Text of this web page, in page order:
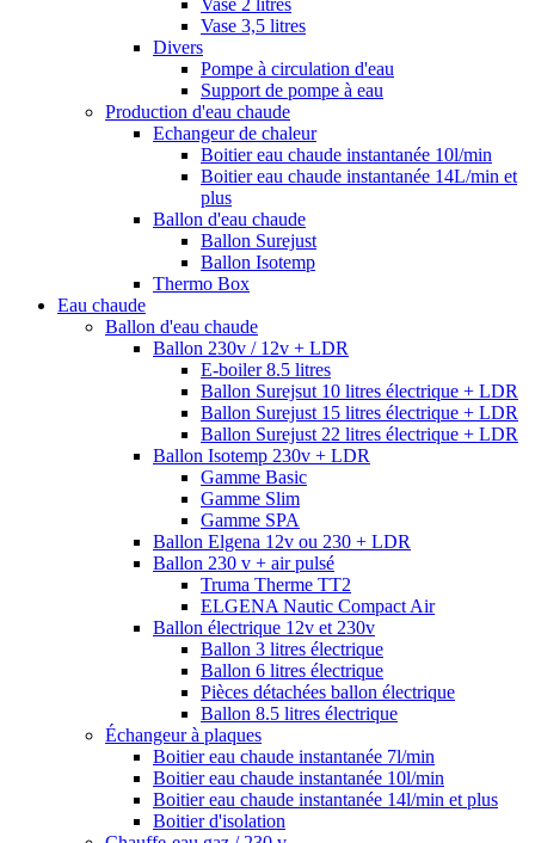
Vase 2 litres
Vase 3,5 litres
Divers
Pompe à circulation d'eau
Support de pompe à eau
Production d'eau chaude
Echangeur de chaleur
Boitier eau chaude instantanée 10l/min
Boitier eau chaude instantanée 14L/min et
plus
Ballon d'eau chaude
Ballon Surejust
Ballon Isotemp
Thermo Box
Eau chaude
Ballon d'eau chaude
Ballon 230v / 12v + LDR
E-boiler 8.5 litres
Ballon Surejsut 10 litres électrique + LDR
Ballon Surejust 15 litres électrique + LDR
Ballon Surejust 22 litres électrique + LDR
Ballon Isotemp 230v + LDR
Gamme Basic
Gamme Slim
Gamme SPA
Ballon Elgena 12v ou 230 + LDR
Ballon 230 v + air pulsé
Truma Therme TT2
ELGENA Nautic Compact Air
Ballon électrique 12v et 230v
Ballon 3 litres électrique
Ballon 6 litres électrique
Pièces détachées ballon électrique
Ballon 8.5 litres électrique
Échangeur à plaques
Boitier eau chaude instantanée 7l/min
Boitier eau chaude instantanée 10l/min
Boitier eau chaude instantanée 14l/min et plus
Boitier d'isolation